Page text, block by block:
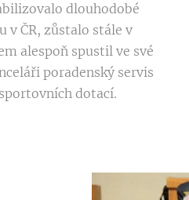
dlouhodobé
v ČR, zůstalo stále v
alespoň spustil ve své
poradenský servis
dotací.